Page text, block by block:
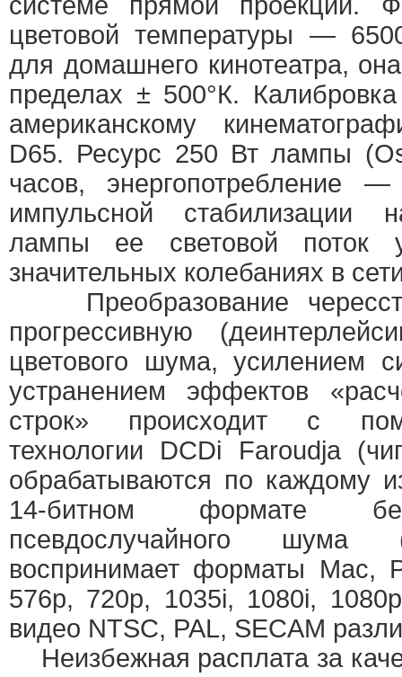
цветовой температуры —
для домашнего кинотеатра,
пределах ± 500°К. Калибровка
американскому
D65. Ресурс 250 Вт лампы
часов, энергопотребление
импульсной стабилизации
лампы ее световой поток
значительных колебаниях в
Преобразование
прогрессивную
цветового шума, усилением
устранением эффектов
строк» происходит с
технологии DCDi Faroudja
обрабатываются по каждому
14-битном формате
псевдослучайного шума
воспринимает форматы Mac,
576p, 720p, 1035i, 1080i,
видео NTSC, PAL, SECAM
Неизбежная расплата за